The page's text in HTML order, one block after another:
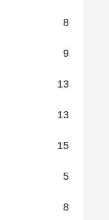
8
9
13
13
15
5
8